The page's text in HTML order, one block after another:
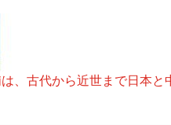
、古代から近世まで日本と